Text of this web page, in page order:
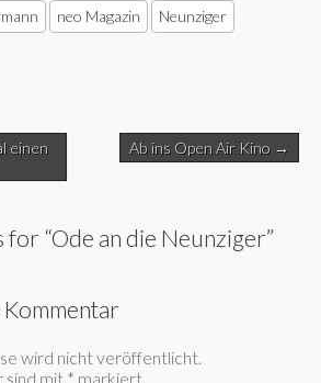
neo Magazin
Neunziger
einen
Ab ins Open Air Kino →
for “Ode an die Neunziger”
wird nicht veröffentlicht.
sind mit * markiert